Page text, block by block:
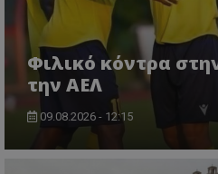
Φιλικό κόντρα
την ΑΕΛ
09.08.2026 - 12:15